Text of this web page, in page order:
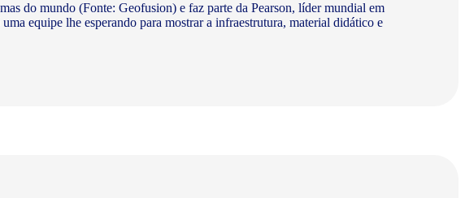
do mundo (Fonte: Geofusion) e faz parte da Pearson, líder mundial em
equipe lhe esperando para mostrar a infraestrutura, material didático e